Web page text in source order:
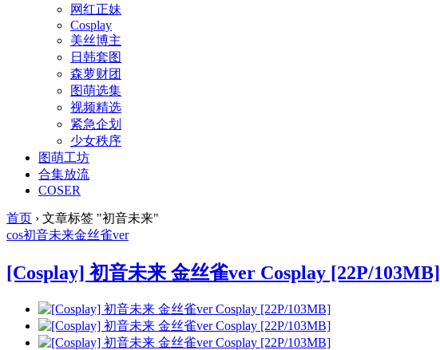
网红正妹
Cosplay
美丝博主
日韩套图
森萝财团
图萌选集
视频精选
紧急企划
少女秩序
图萌工坊
合集放流
COSER
首页 › 文章标签 "初音未来"
cos初音未来金丝雀ver
[Cosplay] 初音未来 金丝雀ver Cosplay [22P/103MB]